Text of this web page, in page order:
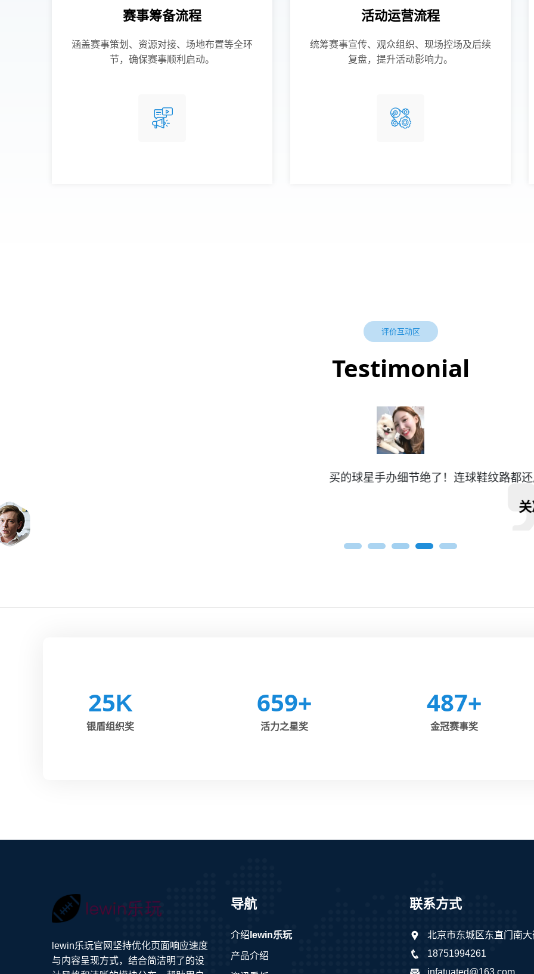
赛事筹备流程
涵盖赛事策划、资源对接、场地布置等全环
节，确保赛事顺利启动。
活动运营流程
统筹赛事宣传、观众组织、现场控场及后续
复盘，提升活动影响力。
评价互动区
Testimonial
买的球星手办细节绝了！连球鞋纹路都还原了，摆在桌上每天看一
25K
银盾组织奖
659+
活力之星奖
487+
金冠赛事奖
lewin乐玩官网坚持优化页面响应速度
与内容呈现方式，结合简洁明了的设
导航
介绍 lewin乐玩
产品介绍
联系方式
北京市东城区东直门南
18751994261
infatuated@163.com